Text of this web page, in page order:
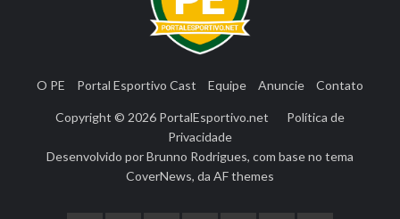
O PE Portal Esportivo Cast Equipe Anuncie Contato
Copyright © 2026 PortalEsportivo.net
Política de
Privacidade
Desenvolvido porBrunno Rodrigues, com base no tema
CoverNews, da AF themes